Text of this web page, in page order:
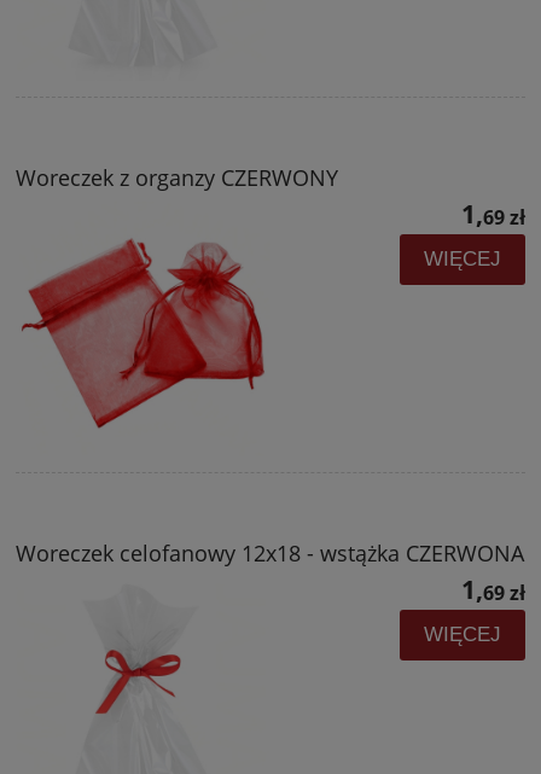
Woreczek z organzy CZERWONY
1,69 zł
WIĘCEJ
Woreczek celofanowy 12x18 - wstążka CZERWONA
1,69 zł
WIĘCEJ